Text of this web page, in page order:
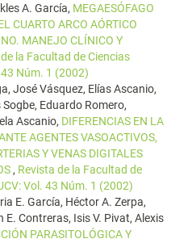
A. García, MEGAESÓFAGO
CUARTO ARCO AÓRTICO
MANEJO CLÍNICO Y
la Facultad de Ciencias
Núm. 1 (2002)
José Vásquez, Elías Ascanio,
Eduardo Romero,
Ascanio, DIFERENCIAS EN LA
AGENTES VASOACTIVOS,
Y VENAS DIGITALES
, Revista de la Facultad de
Vol. 43 Núm. 1 (2002)
E. García, Héctor A. Zerpa,
E. Contreras, Isis V. Pivat, Alexis
PARASITOLÓGICA Y